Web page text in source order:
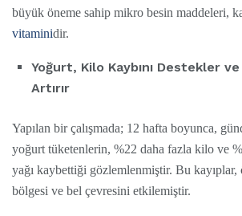
büyük öneme sahip mikro besin maddeleri,
vitaminidir.
Yoğurt, Kilo Kaybını Destekler ve
Artırır
Yapılan bir çalışmada; 12 hafta boyunca,
yoğurt tüketenlerin, %22 daha fazla kilo ve
yağı kaybettiği gözlemlenmiştir. Bu
bölgesi ve bel çevresini etkilemiştir.